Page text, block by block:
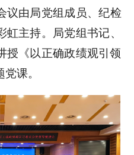
议由 局党组成员、纪检
虹主持。
局党组书记、
授《以正确政绩观引领
课。